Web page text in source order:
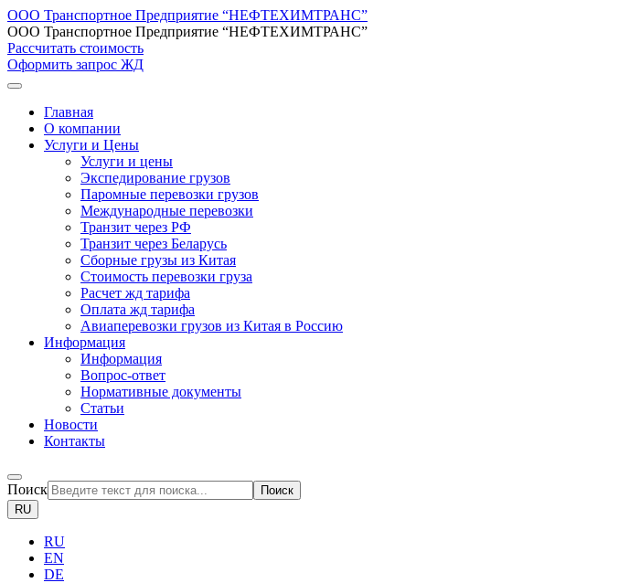
ООО Транспортное Предприятие “НЕФТЕХИМТРАНС”
ООО Транспортное Предприятие “НЕФТЕХИМТРАНС”
Рассчитать стоимость
Оформить запрос ЖД
Главная
О компании
Услуги и Цены
Услуги и цены
Экспедирование грузов
Паромные перевозки грузов
Международные перевозки
Транзит через РФ
Транзит через Беларусь
Сборные грузы из Китая
Стоимость перевозки груза
Расчет жд тарифа
Оплата жд тарифа
Авиаперевозки грузов из Китая в Россию
Информация
Информация
Вопрос-ответ
Нормативные документы
Статьи
Новости
Контакты
Поиск
Поиск
RU
RU
EN
DE